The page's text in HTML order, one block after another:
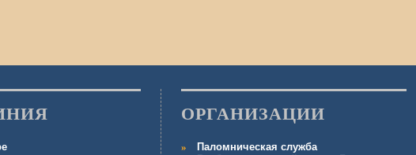
ОРГАНИЗАЦИИ
Паломническая служба